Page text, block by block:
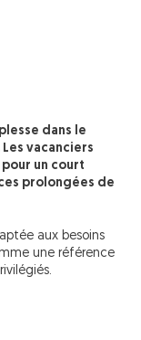
dans le
vacanciers
un court
prolongées de
aux besoins
une référence